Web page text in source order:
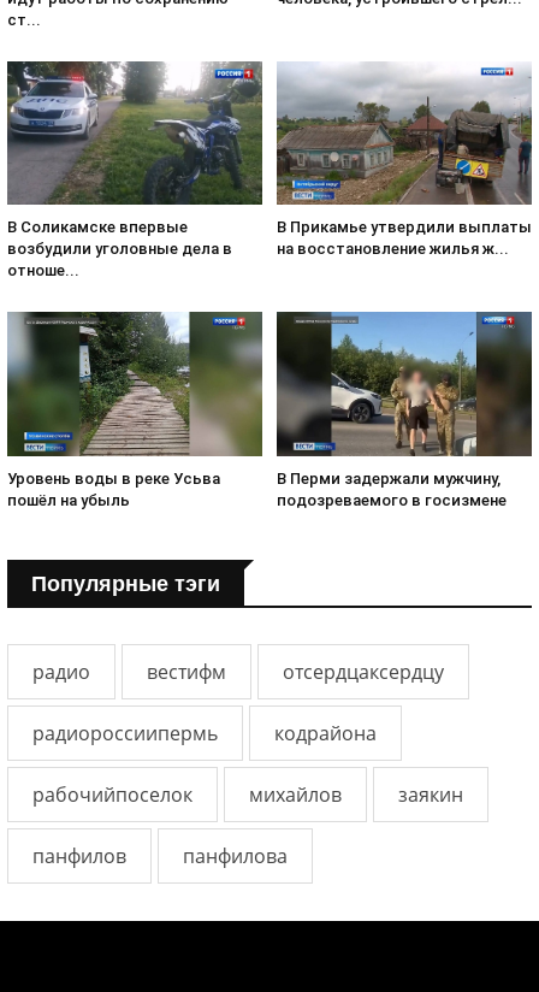
ст...
В Соликамске впервые
возбудили уголовные дела в
отноше...
В Прикамье утвердили выплаты
на восстановление жилья ж...
Уровень воды в реке Усьва
пошёл на убыль
В Перми задержали мужчину,
подозреваемого в госизмене
Популярные тэги
радио вестифм отсердцаксердцу
радиороссиипермь кодрайона
рабочийпоселок михайлов заякин
панфилов панфилова